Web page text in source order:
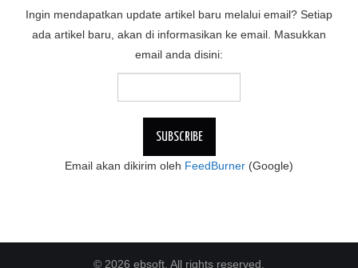
Ingin mendapatkan update artikel baru melalui email? Setiap
ada artikel baru, akan di informasikan ke email. Masukkan
email anda disini:
Email akan dikirim oleh FeedBurner (Google)
© 2026 ebsoft. All rights reserved.